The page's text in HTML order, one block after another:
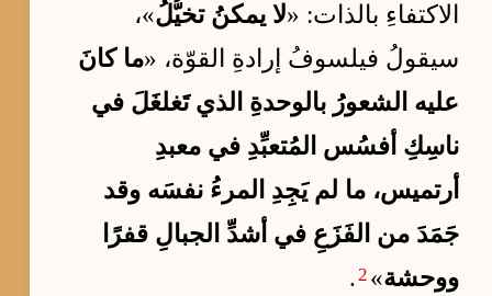
الاكتفاءِ بالذات: «لا يمكنُ تخيُّلُ»،
سيقولُ فيلسوفُ إرادةِ القوّة، «ما كانَ
عليه الشعورُ بالوحدةِ الذي تَغلغَلَ في
ناسِكِ أفسُس المُتعبِّدِ في معبدِ
أرتميس، ما لم يَجِدِ المرءُ نفسَه وقد
جَمَدَ من الفَزَعِ في أشدِّ الجبالِ قفرًا
ووحشة»
2
.